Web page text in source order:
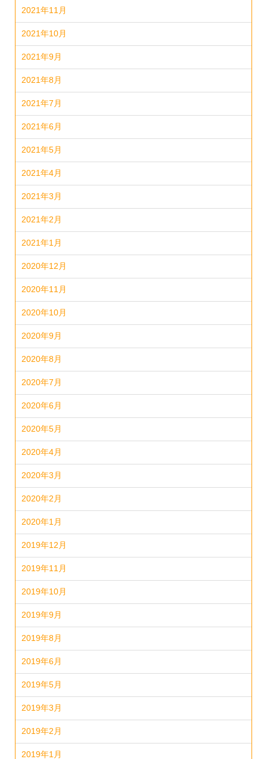
2021年11月
2021年10月
2021年9月
2021年8月
2021年7月
2021年6月
2021年5月
2021年4月
2021年3月
2021年2月
2021年1月
2020年12月
2020年11月
2020年10月
2020年9月
2020年8月
2020年7月
2020年6月
2020年5月
2020年4月
2020年3月
2020年2月
2020年1月
2019年12月
2019年11月
2019年10月
2019年9月
2019年8月
2019年6月
2019年5月
2019年3月
2019年2月
2019年1月